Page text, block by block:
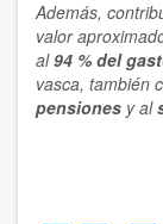
Además,
valor
al94 % del
vasca, también
pensiones y al